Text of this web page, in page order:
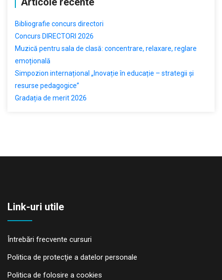
Bibliografie concurs directori
Concurs DIRECTORI 2026
Muzică pentru sala de clasă: concentrare, relaxare, reglare
emoțională
Simpozion internațional „Inovație în educație – strategii și
resurse pedagogice”
Gradația de merit 2026
Link-uri utile
Întrebări frecvente cursuri
Politica de protecţie a datelor personale
Politica de folosire a cookies